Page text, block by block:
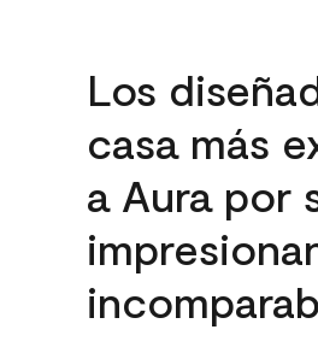
Los
casa más
a Aura por